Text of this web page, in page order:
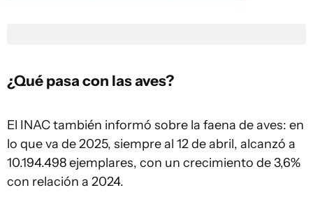
¿Qué pasa con las aves?
El INAC también informó sobre la faena de aves: en
lo que va de 2025, siempre al 12 de abril, alcanzó a
10.194.498 ejemplares, con un crecimiento de 3,6%
con relación a 2024.